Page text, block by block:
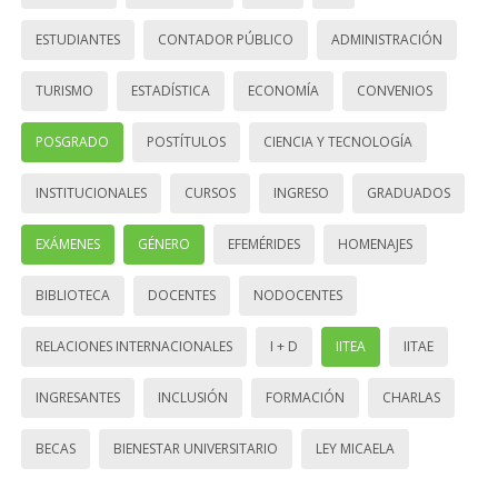
ESTUDIANTES CONTADOR PÚBLICO ADMINISTRACIÓN
TURISMO ESTADÍSTICA ECONOMÍA CONVENIOS
POSGRADO POSTÍTULOS CIENCIA Y TECNOLOGÍA
INSTITUCIONALES CURSOS INGRESO GRADUADOS
EXÁMENES GÉNERO EFEMÉRIDES HOMENAJES
BIBLIOTECA DOCENTES NODOCENTES
RELACIONES INTERNACIONALES I + D IITEA IITAE
INGRESANTES INCLUSIÓN FORMACIÓN CHARLAS
BECAS BIENESTAR UNIVERSITARIO LEY MICAELA